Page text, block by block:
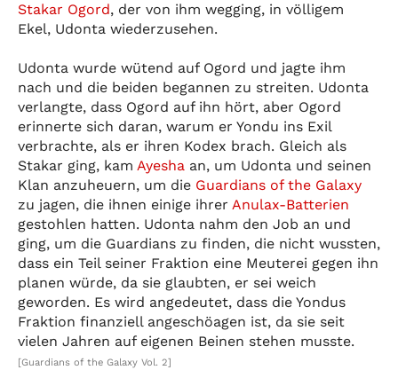
Stakar Ogord, der von ihm wegging, in völligem
Ekel, Udonta wiederzusehen.
Udonta wurde wütend auf Ogord und jagte ihm
nach und die beiden begannen zu streiten. Udonta
verlangte, dass Ogord auf ihn hört, aber Ogord
erinnerte sich daran, warum er Yondu ins Exil
verbrachte, als er ihren Kodex brach. Gleich als
Stakar ging, kam Ayesha an, um Udonta und seinen
Klan anzuheuern, um die Guardians of the Galaxy
zu jagen, die ihnen einige ihrer Anulax-Batterien
gestohlen hatten. Udonta nahm den Job an und
ging, um die Guardians zu finden, die nicht wussten,
dass ein Teil seiner Fraktion eine Meuterei gegen ihn
planen würde, da sie glaubten, er sei weich
geworden. Es wird angedeutet, dass die Yondus
Fraktion finanziell angeschöagen ist, da sie seit
vielen Jahren auf eigenen Beinen stehen musste.
[Guardians of the Galaxy Vol. 2]